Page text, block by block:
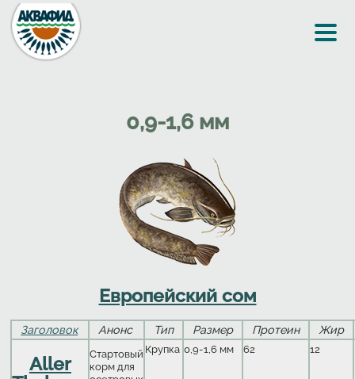
Перейти к основному содержанию
0,9-1,6 мм
Европейский сом
Заголовок Анонс Тип Размер Протеин Жир
Aller
Стартовый
корм для
Крупка 0,9-1,6 мм 62 12